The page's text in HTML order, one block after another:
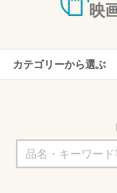
映
カテゴリーから選ぶ